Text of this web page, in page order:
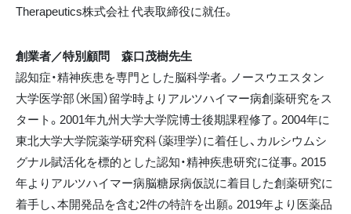
Therapeutics株式会社 代表取締役に就任。
創業者／特別顧問 森口茂樹先生
認知症・精神疾患を専門とした脳科学者。ノースウエスタン
大学医学部（米国）留学時よりアルツハイマー病創薬研究をス
タート。2001年九州大学大学院博士後期課程修了。2004年に
東北大学大学院薬学研究科（薬理学）に着任し、カルシウムシ
グナル賦活化を標的とした認知・精神疾患研究に従事。2015
年よりアルツハイマー病脳糖尿病仮説に着目した創薬研究に
着手し、本開発品を含む2件の特許を出願。2019年より医薬品